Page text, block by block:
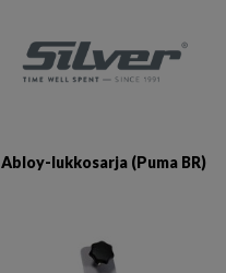
Abloy-lukkosarja (Puma BR)